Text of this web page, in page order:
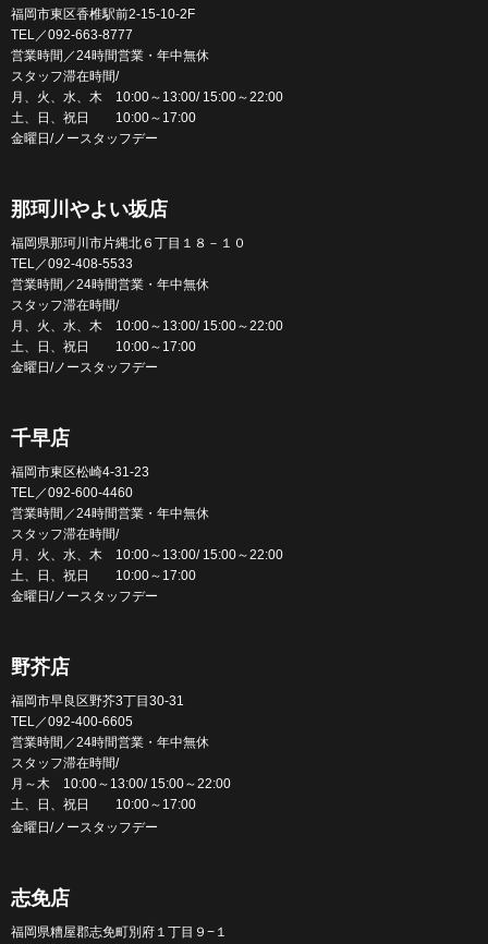
福岡市東区香椎駅前2-15-10-2F
TEL／092-663-8777
営業時間／24時間営業・年中無休
スタッフ滞在時間/
月、火、水、木 10:00～13:00/ 15:00～22:00
土、日、祝日 10:00～17:00
金曜日/ノースタッフデー
那珂川やよい坂店
福岡県那珂川市片縄北６丁目１８－１０
TEL／092-408-5533
営業時間／24時間営業・年中無休
スタッフ滞在時間/
月、火、水、木 10:00～13:00/ 15:00～22:00
土、日、祝日 10:00～17:00
金曜日/ノースタッフデー
千早店
福岡市東区松崎4-31-23
TEL／092-600-4460
営業時間／24時間営業・年中無休
スタッフ滞在時間/
月、火、水、木 10:00～13:00/ 15:00～22:00
土、日、祝日 10:00～17:00
金曜日/ノースタッフデー
野芥店
福岡市早良区野芥3丁目30-31
TEL／092-400-6605
営業時間／24時間営業・年中無休
スタッフ滞在時間/
月～木 10:00～13:00/ 15:00～22:00
土、日、祝日 10:00～17:00
金曜日/ノースタッフデー
志免店
福岡県糟屋郡志免町別府１丁目９−１